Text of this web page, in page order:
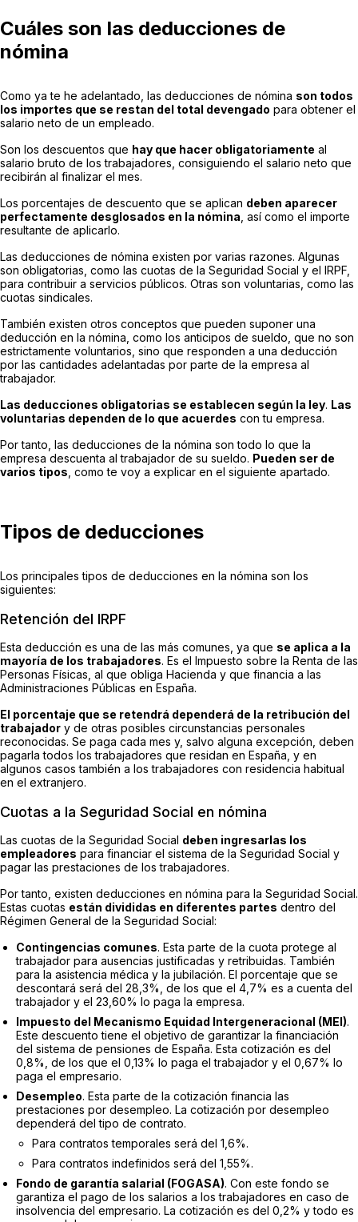
Cuáles son las deducciones de
nómina
Como ya te he adelantado, las deducciones de nómina son todos
los importes que se restan del total devengado para obtener el
salario neto de un empleado.
Son los descuentos que hay que hacer obligatoriamente al
salario bruto de los trabajadores, consiguiendo el salario neto que
recibirán al finalizar el mes.
Los porcentajes de descuento que se aplican deben aparecer
perfectamente desglosados en la nómina , así como el importe
resultante de aplicarlo.
Las deducciones de nómina existen por varias razones. Algunas
son obligatorias, como las cuotas de la Seguridad Social y el IRPF,
para contribuir a servicios públicos. Otras son voluntarias, como las
cuotas sindicales.
También existen otros conceptos que pueden suponer una
deducción en la nómina, como los anticipos de sueldo, que no son
estrictamente voluntarios, sino que responden a una deducción
por las cantidades adelantadas por parte de la empresa al
trabajador.
Las deducciones obligatorias se establecen según la ley. Las
voluntarias dependen de lo que acuerdes con tu empresa.
Por tanto, las deducciones de la nómina son todo lo que la
empresa descuenta al trabajador de su sueldo. Pueden ser de
varios tipos , como te voy a explicar en el siguiente apartado.
Tipos de deducciones
Los principales tipos de deducciones en la nómina son los
siguientes:
Retención del IRPF
Esta deducción es una de las más comunes, ya que se aplica a la
mayoría de los trabajadores. Es el Impuesto sobre la Renta de las
Personas Físicas, al que obliga Hacienda y que financia a las
Administraciones Públicas en España.
El porcentaje que se retendrá dependerá de la retribución del
trabajador y de otras posibles circunstancias personales
reconocidas. Se paga cada mes y, salvo alguna excepción, deben
pagarla todos los trabajadores que residan en España, y en
algunos casos también a los trabajadores con residencia habitual
en el extranjero.
Cuotas a la Seguridad Social en nómina
Las cuotas de la Seguridad Social deben ingresarlas los
empleadores para financiar el sistema de la Seguridad Social y
pagar las prestaciones de los trabajadores.
Por tanto, existen deducciones en nómina para la Seguridad Social.
Estas cuotas están divididas en diferentes partes dentro del
Régimen General de la Seguridad Social:
Contingencias comunes. Esta parte de la cuota protege al
trabajador para ausencias justificadas y retribuidas. También
para la asistencia médica y la jubilación. El porcentaje que se
descontará será del 28,3%, de los que el 4,7% es a cuenta del
trabajador y el 23,60% lo paga la empresa.
Impuesto del Mecanismo Equidad Intergeneracional (MEI).
Este descuento tiene el objetivo de garantizar la financiación
del sistema de pensiones de España. Esta cotización es del
0,8%, de los que el 0,13% lo paga el trabajador y el 0,67% lo
paga el empresario.
Desempleo. Esta parte de la cotización financia las
prestaciones por desempleo. La cotización por desempleo
dependerá del tipo de contrato.
Para contratos temporales será del 1,6%.
Para contratos indefinidos será del 1,55%.
Fondo de garantía salarial (FOGASA). Con este fondo se
garantiza el pago de los salarios a los trabajadores en caso de
insolvencia del empresario. La cotización es del 0,2% y todo es